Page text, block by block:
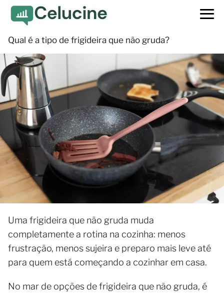
Qual é a tipo de frigideira que não gruda?
Uma frigideira que não gruda muda
completamente a rotina na cozinha: menos
frustração, menos sujeira e preparo mais leve até
para quem está começando a cozinhar em casa.
No mar de opções de frigideira que não gruda, é